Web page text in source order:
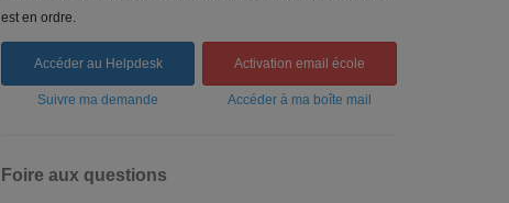
est en ordre.
Accéder au Helpdesk Activation email école
Suivre ma demande Accéder à ma boîte mail
Foire aux questions